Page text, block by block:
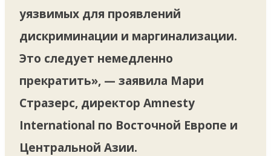
уязвимых для проявлений
дискриминации и маргинализации.
Это следует немедленно
прекратить», — заявила Мари
Стразерс, директор Amnesty
International по Восточной Европе и
Центральной Азии.